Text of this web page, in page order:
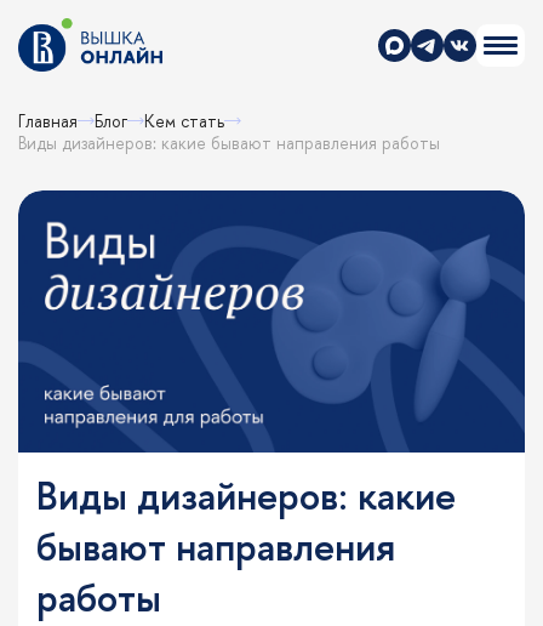
Главная Блог
Кем стать
Виды дизайнеров: какие бывают направления работы
Виды дизайнеров: какие
бывают направления
работы